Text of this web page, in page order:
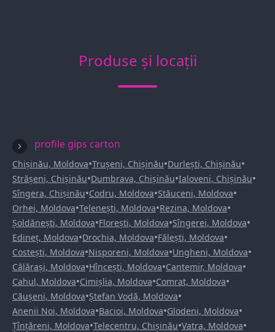
Produse și locații
profile gips carton
Chișinău, Moldova•Trușeni, Chișinău•Durlești, Chișinău•
Strășeni, Chișinău•Dumbrava, Chișinău•Ialoveni, Chișinău•
Sîngera, Chișinău•Codru, Moldova•Stăuceni, Moldova•
Orhei, Moldova•Telenești, Moldova•Rezina, Moldova•
Șoldănești, Moldova•Florești, Moldova•Sîngerei, Moldova•
Edineț, Moldova•Drochia, Moldova•Fălești, Moldova•
Costești, Moldova•Nisporeni, Moldova•Ungheni, Moldova•
Călărași, Moldova•Hîncești, Moldova•Cantemir, Moldova•
Cahul, Moldova•Cimișlia, Moldova•Comrat, Moldova•
Căușeni, Moldova•Ștefan Vodă, Moldova•
Anenii Noi, Moldova•Bacioi, Moldova•Glodeni, Moldova•
Țînțăreni, Moldova•Telecentru, Chișinău•Vatra, Moldova•